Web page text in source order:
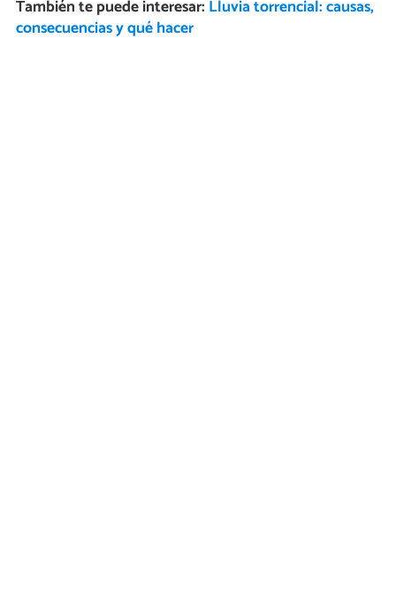
También te puede interesar: Lluvia torrencial: causas,
consecuencias y qué hacer